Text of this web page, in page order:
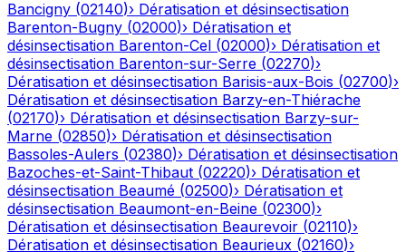
Bancigny (02140)› Dératisation et désinsectisation
Barenton-Bugny (02000)› Dératisation et
désinsectisation Barenton-Cel (02000)› Dératisation et
désinsectisation Barenton-sur-Serre (02270)›
Dératisation et désinsectisation Barisis-aux-Bois (02700)›
Dératisation et désinsectisation Barzy-en-Thiérache
(02170)› Dératisation et désinsectisation Barzy-sur-
Marne (02850)› Dératisation et désinsectisation
Bassoles-Aulers (02380)› Dératisation et désinsectisation
Bazoches-et-Saint-Thibaut (02220)› Dératisation et
désinsectisation Beaumé (02500)› Dératisation et
désinsectisation Beaumont-en-Beine (02300)›
Dératisation et désinsectisation Beaurevoir (02110)›
Dératisation et désinsectisation Beaurieux (02160)›